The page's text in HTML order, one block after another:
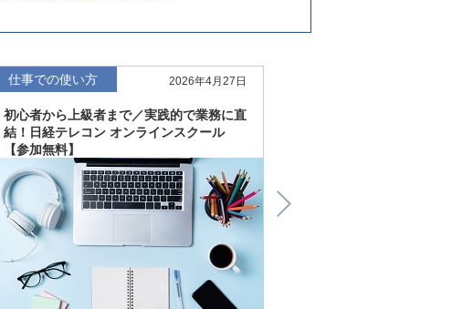
仕事での使い方 2026年4月27日
初心者から上級者まで／実践的で業務に直
結！日経テレコン オンラインスクール
【参加無料】